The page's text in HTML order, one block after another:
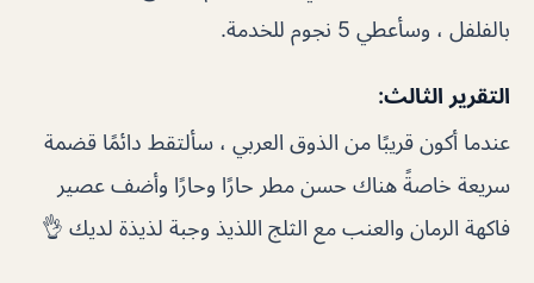
بالفلفل ، وسأعطي 5 نجوم للخدمة.
التقرير الثالث:
عندما أكون قريبًا من الذوق العربي ، سألتقط دائمًا قضمة
سريعة خاصةً هناك حسن مطر حارًا وحارًا وأضف عصير
فاكهة الرمان والعنب مع الثلج اللذيذ وجبة لذيذة لديك 👌